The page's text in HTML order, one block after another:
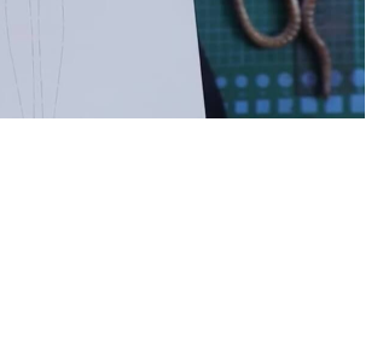
0792666128